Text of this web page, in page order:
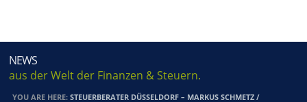
NEWS
aus der Welt der Finanzen & Steuern.
YOU ARE HERE:STEUERBERATER DÜSSELDORF – MARKUS SCHMETZ /